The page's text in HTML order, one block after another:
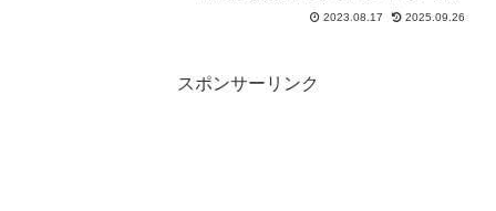
FP2級取得が難しい場合にスタディング
が効果的かを検証しています。講座の特
2023.08.17 2025.09.26
スポンサーリンク